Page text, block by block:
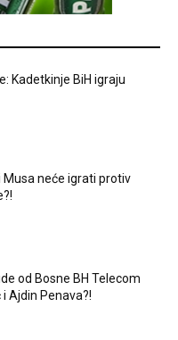
Kadetkinje BiH igraju
Musa neće igrati protiv
od Bosne BH Telecom
Ajdin Penava?!